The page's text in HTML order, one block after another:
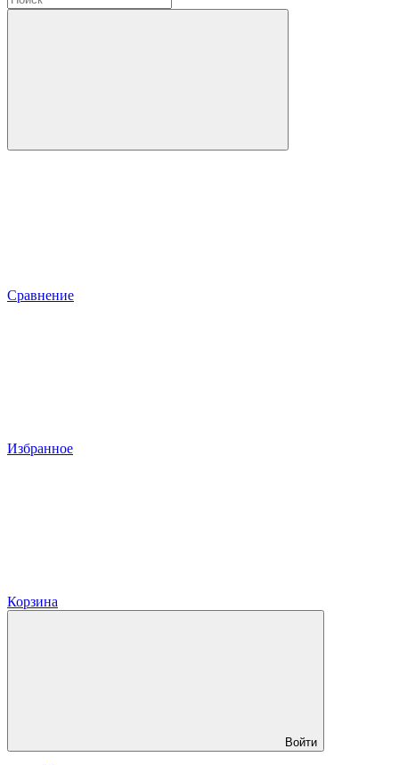
Сравнение
Избранное
Корзина
Войти